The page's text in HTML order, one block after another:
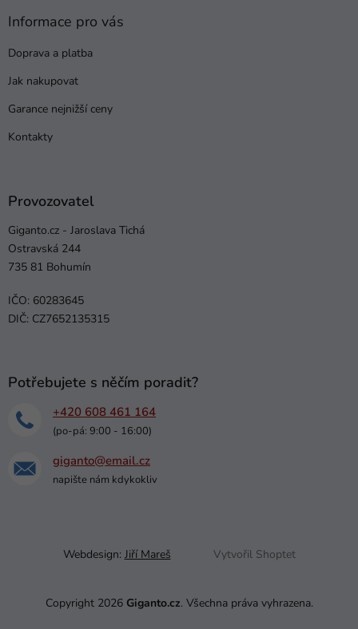
Informace pro vás
Doprava a platba
Jak nakupovat
Garance nejnižší ceny
Kontakty
Provozovatel
Giganto.cz - Jaroslava Tichá
Ostravská 244
735 81 Bohumín
IČO: 60283645
DIČ: CZ7652135315
Potřebujete s něčím poradit?
+420 608 461 164
(po-pá: 9:00 - 16:00)
giganto@email.cz
napište nám kdykokliv
Webdesign: Jiří Mareš Vytvořil Shoptet
Copyright 2026 Giganto.cz. Všechna práva vyhrazena.